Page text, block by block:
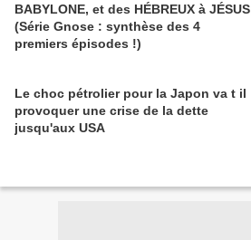
BABYLONE, et des HÉBREUX à JÉSUS
(Série Gnose : synthèse des 4
premiers épisodes !)
Le choc pétrolier pour la Japon va t il
provoquer une crise de la dette
jusqu'aux USA